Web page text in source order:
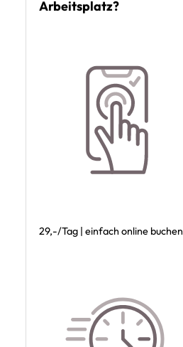
Arbeitsplatz?
29,-/Tag | einfach online buchen